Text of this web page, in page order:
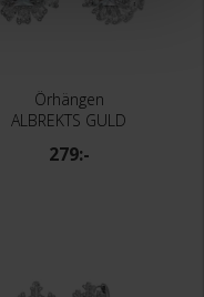
Örhängen
ALBREKTS GULD
279:-